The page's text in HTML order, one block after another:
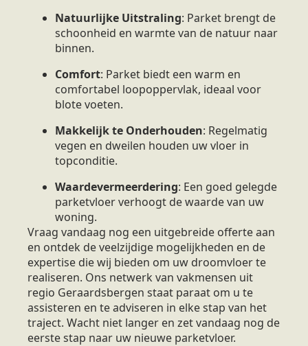
Natuurlijke Uitstraling: Parket brengt de
schoonheid en warmte van de natuur naar
binnen.
Comfort: Parket biedt een warm en
comfortabel loopoppervlak, ideaal voor
blote voeten.
Makkelijk te Onderhouden: Regelmatig
vegen en dweilen houden uw vloer in
topconditie.
Waardevermeerdering: Een goed gelegde
parketvloer verhoogt de waarde van uw
woning.
Vraag vandaag nog een uitgebreide offerte aan
en ontdek de veelzijdige mogelijkheden en de
expertise die wij bieden om uw droomvloer te
realiseren. Ons netwerk van vakmensen uit
regio Geraardsbergen staat paraat om u te
assisteren en te adviseren in elke stap van het
traject. Wacht niet langer en zet vandaag nog de
eerste stap naar uw nieuwe parketvloer.